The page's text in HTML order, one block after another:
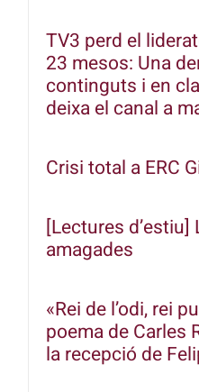
TV3 perd el
23 mesos: Una
continguts i en
deixa el canal a
Crisi total a ERC
[Lectures d’estiu]
amagades
«Rei de l’odi, rei
poema de Carles
la recepció de